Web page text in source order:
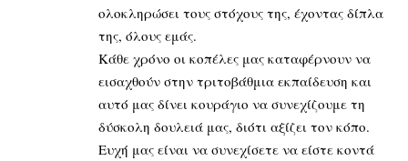
ολοκληρώσει τους στόχους της, έχοντας δίπλα
της, όλους εμάς.
Κάθε χρόνο οι κοπέλες μας καταφέρνουν να
εισαχθούν στην τριτοβάθμια εκπαίδευση και
αυτό μας δίνει κουράγιο να συνεχίζουμε τη
δύσκολη δουλειά μας, διότι αξίζει τον κόπο.
Ευχή μας είναι να συνεχίσετε να είστε κοντά